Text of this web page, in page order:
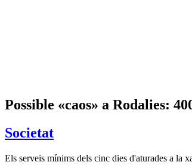
Possible «caos» a Rodalies:
Societat
Els serveis mínims dels cinc dies d'aturades a la